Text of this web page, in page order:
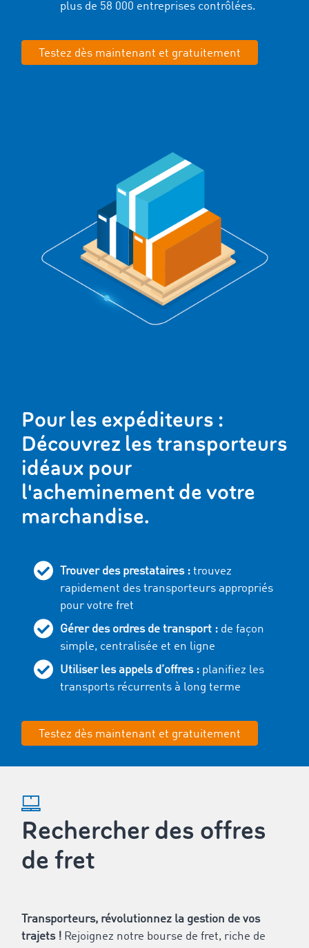
plus de 58 000 entreprises contrôlées.
Testez dès maintenant et gratuitement
Pour les expéditeurs :
Découvrez les transporteurs
idéaux pour
l'acheminement de votre
marchandise.
Trouver des prestataires : trouvez
rapidement des transporteurs appropriés
pour votre fret
Gérer des ordres de transport : de façon
simple, centralisée et en ligne
Utiliser les appels d’offres : planifiez les
transports récurrents à long terme
Testez dès maintenant et gratuitement
Rechercher des offres
de fret
Transporteurs, révolutionnez la gestion de vos
trajets ! Rejoignez notre bourse de fret, riche de